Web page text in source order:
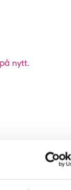
nytt.